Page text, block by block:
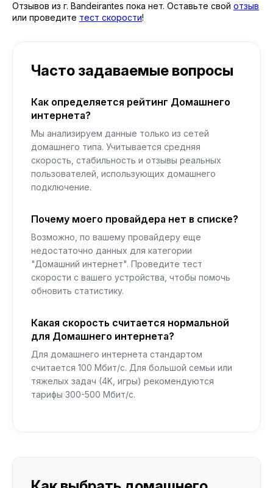
Отзывов из г. Bandeirantes пока нет. Оставьте свой отзыв
или проведите тест скорости!
Часто задаваемые вопросы
Как определяется рейтинг Домашнего
интернета?
Мы анализируем данные только из сетей
домашнего типа. Учитывается средняя
скорость, стабильность и отзывы реальных
пользователей, использующих домашнего
подключение.
Почему моего провайдера нет в списке?
Возможно, по вашему провайдеру еще
недостаточно данных для категории
"Домашний интернет". Проведите тест
скорости с вашего устройства, чтобы помочь
обновить статистику.
Какая скорость считается нормальной
для Домашнего интернета?
Для домашнего интернета стандартом
считается 100 Мбит/с. Для большой семьи или
тяжелых задач (4K, игры) рекомендуются
тарифы 300-500 Мбит/с.